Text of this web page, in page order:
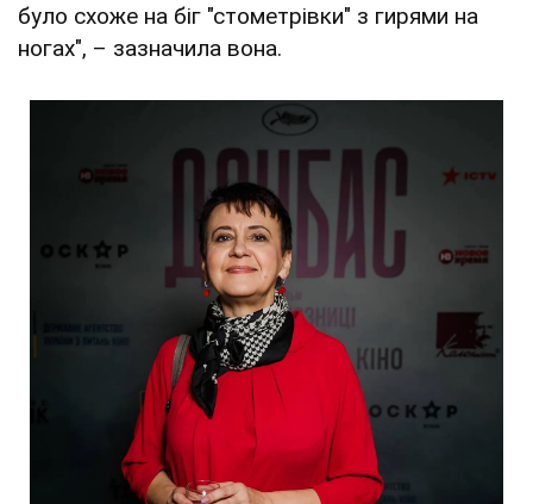
було схоже на біг "стометрівки" з гирями на
ногах", – зазначила вона.